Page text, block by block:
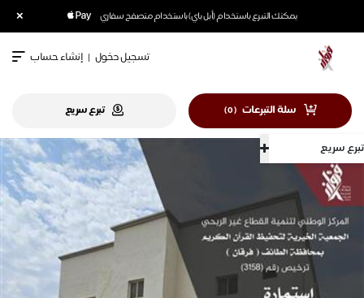
يمكنك التبرع باستخدام (أبل باي) باستخدام متصفح سفاري ×
تبرع سريع
تسجيل دخول | إنشاء حساب
سلة التبرعات (
0
) تبرع سريع